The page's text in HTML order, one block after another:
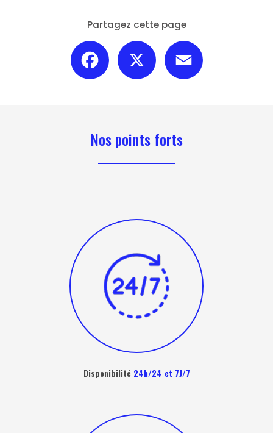
Partagez cette page
Facebook
Nos points forts
Disponibilité 24h/24 et 7J/7